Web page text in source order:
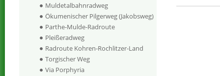
Muldetalbahnradweg
Ökumenischer Pilgerweg (Jakobsweg)
Parthe-Mulde-Radroute
Pleißeradweg
Radroute Kohren-Rochlitzer-Land
Torgischer Weg
Via Porphyria